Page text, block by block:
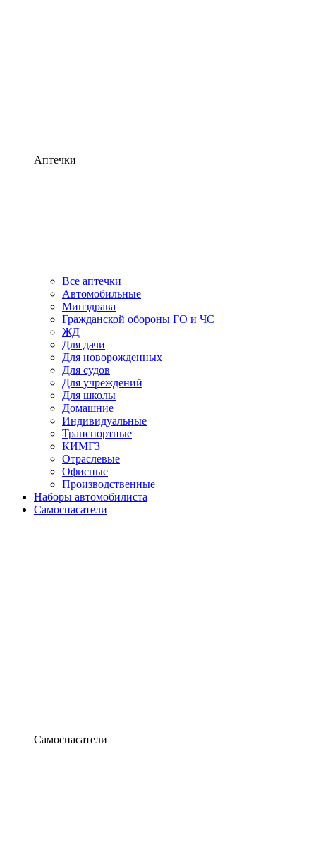
Аптечки
Все аптечки
Автомобильные
Минздрава
Гражданской обороны ГО и ЧС
ЖД
Для дачи
Для новорожденных
Для судов
Для учреждений
Для школы
Домашние
Индивидуальные
Транспортные
КИМГЗ
Отраслевые
Офисные
Производственные
Наборы автомобилиста
Самоспасатели
Самоспасатели